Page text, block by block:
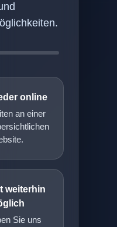
online
an einer
weiterhin
Sie uns